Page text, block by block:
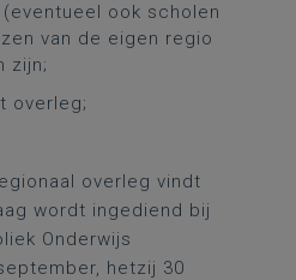
ook scholen
van de eigen regio
zijn;
overleg;
overleg vindt
wordt ingediend bij
Onderwijs
hetzij 30